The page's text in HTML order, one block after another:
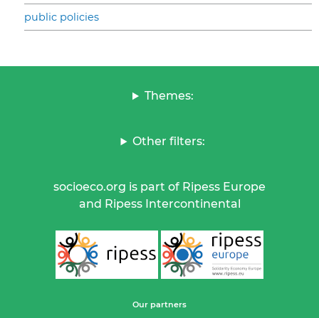
public policies
Themes:
Other filters:
socioeco.org is part of Ripess Europe
and Ripess Intercontinental
Our partners